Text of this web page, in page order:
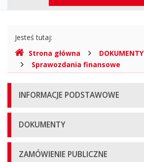
Gdzie
jesteśmy
Jesteś tutaj:
Strona główna
DOKUMENTY
Sprawozdania finansowe
Menu
główne
INFORMACJE PODSTAWOWE
DOKUMENTY
ZAMÓWIENIE PUBLICZNE